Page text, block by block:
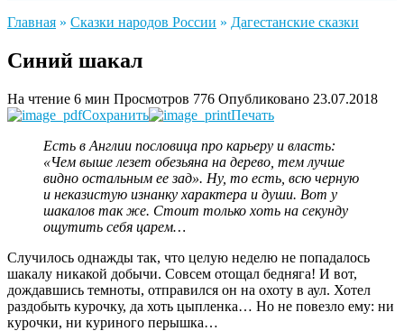
Главная » Сказки народов России » Дагестанские сказки
Синий шакал
На чтение 6 мин Просмотров 776 Опубликовано 23.07.2018
Сохранить
Печать
Есть в Англии пословица про карьеру и власть:
«Чем выше лезет обезьяна на дерево, тем лучше
видно остальным ее зад». Ну, то есть, всю черную
и неказистую изнанку характера и души. Вот у
шакалов так же. Стоит только хоть на секунду
ощутить себя царем…
Случилось однажды так, что целую неделю не попадалось
шакалу никакой добычи. Совсем отощал бедняга! И вот,
дождавшись темноты, отправился он на охоту в аул. Хотел
раздобыть курочку, да хоть цыпленка… Но не повезло ему: ни
курочки, ни куриного перышка…